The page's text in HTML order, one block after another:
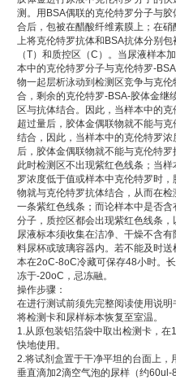
测。用BSA偶联的克伦特罗分子与胶
合后，包被在醋酸纤维素膜上；在硝
上将克伦特罗抗体和BSA抗体分别包
（T）和质控区（C）。当尿液样本
本中的克伦特罗分子与克伦特罗-
物一起层析泳动到检测区竞争与克伦
合，剩余的克伦特罗-BSA-胶体金继
区与抗体结合。因此，当样本中的克
超过量后，胶体金偶联物就不能与克
结合，因此，当样本中的克伦特罗浓
后，胶体金偶联物就不能与克伦特罗
此时检测区不出现紫红色线条；当样
罗浓度低于值或样本中克伦特罗时，
物就与克伦特罗抗体结合，从而在检
一条紫红色线条；而论样本中是否含
分子，质控区都会出现紫红色线条，
尿液标本须收集在洁净、干燥不含有
料尿杯或玻璃容器内。若不能及时送
本在2oC-8oC冷藏可保存48小时。
冻于-20oC，忌冻融。
操作步骤：
在进行测试前须先完整阅读使用说明
将检测卡和尿样标本恢复至室温。
1.从原包装铝箔袋中取出检测卡，在
快地使用。
2.将试剂盒置于干净平坦的台面上，
垂直滴加2滴空气泡的尿样（约60ul-